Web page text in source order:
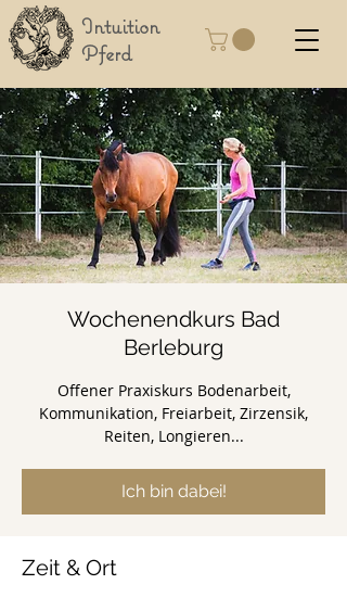
Intuition
Pferd
Wochenendkurs Bad
Berleburg
Offener Praxiskurs Bodenarbeit,
Kommunikation, Freiarbeit, Zirzensik,
Reiten, Longieren...
Ich bin dabei!
Zeit & Ort